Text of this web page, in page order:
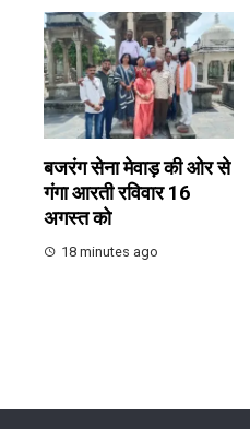
बजरंग सेना मेवाड़ की ओर से
गंगा आरती रविवार 16
अगस्त को
18 minutes ago